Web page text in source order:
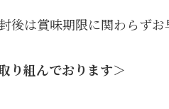
は賞味期限に関わらずお
り組んでおります＞